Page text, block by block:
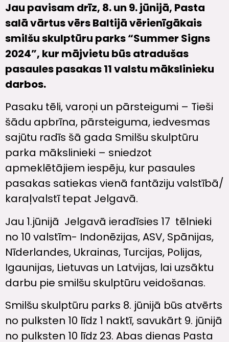
Jau pavisam drīz, 8. un 9. jūnijā, Pasta
salā vārtus vērs Baltijā vērienīgākais
smilšu skulptūru parks “Summer Signs
2024”, kur mājvietu būs atradušas
pasaules pasakas 11 valstu mākslinieku
darbos.
Pasaku tēli, varoņi un pārsteigumi – Tieši
šādu apbrīna, pārsteiguma, iedvesmas
sajūtu radīs šā gada Smilšu skulptūru
parka mākslinieki – sniedzot
apmeklētājiem iespēju, kur pasaules
pasakas satiekas vienā fantāziju valstībā/
karaļvalstī tepat Jelgavā.
Jau 1.jūnijā Jelgavā ieradīsies 17 tēlnieki
no 10 valstīm- Indonēzijas, ASV, Spānijas,
Nīderlandes, Ukrainas, Turcijas, Polijas,
Igaunijas, Lietuvas un Latvijas, lai uzsāktu
darbu pie smilšu skulptūru veidošanas.
Smilšu skulptūru parks 8. jūnijā būs atvērts
no pulksten 10 līdz 1 naktī, savukārt 9. jūnijā
no pulksten 10 līdz 23. Abas dienas Pasta